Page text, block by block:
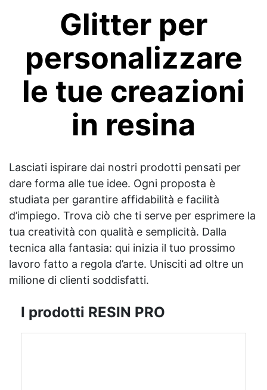
Glitter per
personalizzare
le tue creazioni
in resina
Lasciati ispirare dai nostri prodotti pensati per
dare forma alle tue idee. Ogni proposta è
studiata per garantire affidabilità e facilità
d’impiego. Trova ciò che ti serve per esprimere la
tua creatività con qualità e semplicità. Dalla
tecnica alla fantasia: qui inizia il tuo prossimo
lavoro fatto a regola d’arte. Unisciti ad oltre un
milione di clienti soddisfatti.
I prodotti RESIN PRO